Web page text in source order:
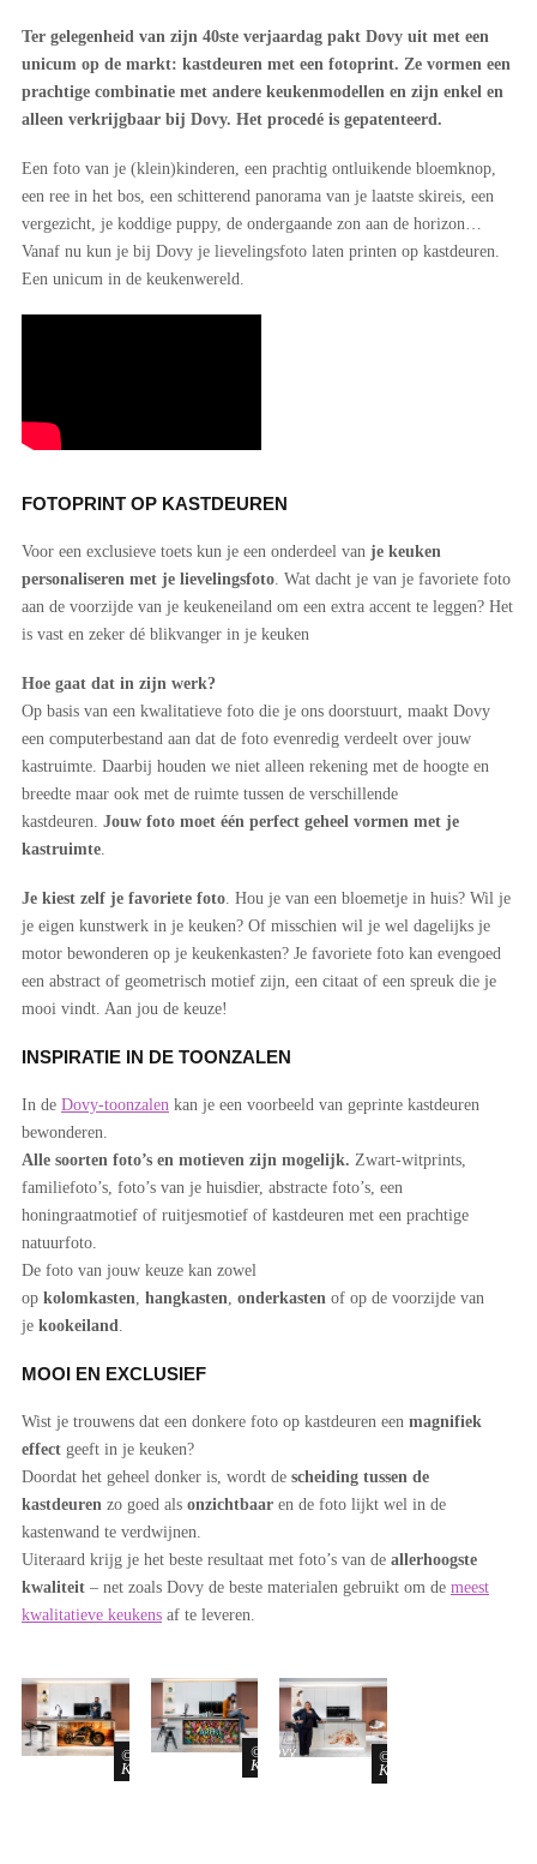
Ter gelegenheid van zijn 40ste verjaardag pakt Dovy uit met een
unicum op de markt: kastdeuren met een fotoprint. Ze vormen een
prachtige combinatie met andere keukenmodellen en zijn enkel en
alleen verkrijgbaar bij Dovy. Het procedé is gepatenteerd.
Een foto van je (klein)kinderen, een prachtig ontluikende bloemknop,
een ree in het bos, een schitterend panorama van je laatste skireis, een
vergezicht, je koddige puppy, de ondergaande zon aan de horizon…
Vanaf nu kun je bij Dovy je lievelingsfoto laten printen op kastdeuren.
Een unicum in de keukenwereld.
FOTOPRINT OP KASTDEUREN
Voor een exclusieve toets kun je een onderdeel van je keuken
personaliseren met je lievelingsfoto . Wat dacht je van je favoriete foto
aan de voorzijde van je keukeneiland om een extra accent te leggen? Het
is vast en zeker dé blikvanger in je keuken
Hoe gaat dat in zijn werk?
Op basis van een kwalitatieve foto die je ons doorstuurt, maakt Dovy
een computerbestand aan dat de foto evenredig verdeelt over jouw
kastruimte. Daarbij houden we niet alleen rekening met de hoogte en
breedte maar ook met de ruimte tussen de verschillende
kastdeuren. Jouw foto moet één perfect geheel vormen met je
kastruimte
Je kiest zelf je favoriete foto . Hou je van een bloemetje in huis? Wil je
je eigen kunstwerk in je keuken? Of misschien wil je wel dagelijks je
motor bewonderen op je keukenkasten? Je favoriete foto kan evengoed
een abstract of geometrisch motief zijn, een citaat of een spreuk die je
mooi vindt. Aan jou de keuze!
INSPIRATIE IN DE TOONZALEN
In de Dovy-toonzalen kan je een voorbeeld van geprinte kastdeuren
bewonderen.
Alle soorten foto’s en motieven zijn mogelijk. Zwart-witprints,
familiefoto’s, foto’s van je huisdier, abstracte foto’s, een
honingraatmotief of ruitjesmotief of kastdeuren met een prachtige
natuurfoto.
De foto van jouw keuze kan zowel
op kolomkasten hangkasten onderkasten of op de voorzijde van
je kookeiland
MOOI EN EXCLUSIEF
Wist je trouwens dat een donkere foto op kastdeuren een magnifiek
effect geeft in je keuken?
Doordat het geheel donker is, wordt de scheiding tussen de
kastdeuren zo goed als onzichtbaar en de foto lijkt wel in de
kastenwand te verdwijnen.
Uiteraard krijg je het beste resultaat met foto’s van de allerhoogste
kwaliteit – net zoals Dovy de beste materialen gebruikt om de meest
kwalitatieve keukens af te leveren.
Dovy
Keukens
Dovy
Keukens
Keukens